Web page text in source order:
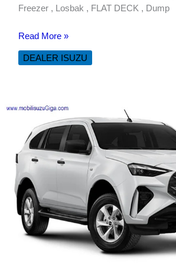
Freezer , Losbak , FLAT DECK , Dump
KAROSERI
ISUZU
JAKARTA
Read More »
DEALER ISUZU